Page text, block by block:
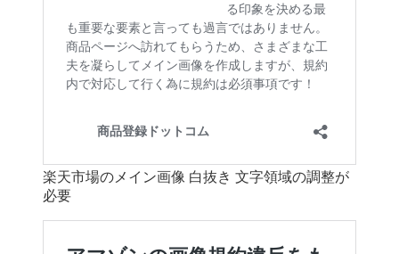
楽天市場のメイン画像 白抜き 文字領域の調整が
必要